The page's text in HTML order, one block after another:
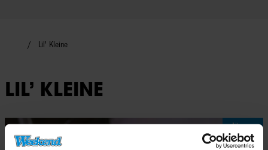
Lil' Kleine
LIL’ KLEINE
Nieuws